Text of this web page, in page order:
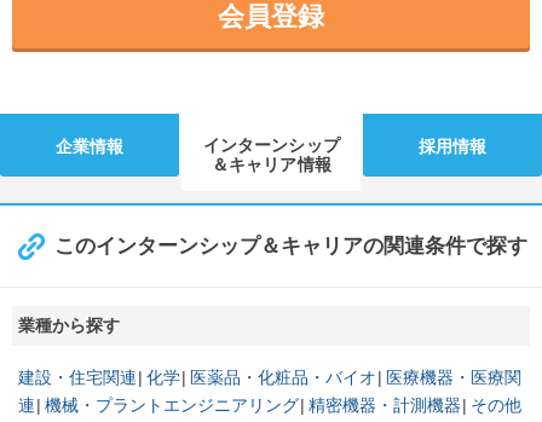
会員登録
企業情報
インターンシップ
＆キャリア情報
採用情報
このインターンシップ＆キャリアの関連条件で探す
業種から探す
建設・住宅関連 化学 医薬品・化粧品・バイオ
医療機器・医療関
連 機械・プラントエンジニアリング 精密機器・計測機器
その他